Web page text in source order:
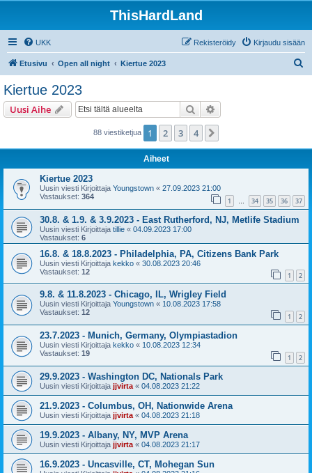
ThisHardLand
UKK Kirjaudu sisään
Rekisteröidy
Etusivu Open all night Kiertue 2023
Kiertue 2023
Uusi Aihe Etsi
88 viestiketjua 1 2 3 4
Aiheet
Kiertue 2023
Uusin viesti Kirjoittaja Youngstown « 27.09.2023 21:00
Vastaukset: 364 1 … 34 35 36 37
30.8. & 1.9. & 3.9.2023 - East Rutherford, NJ, Metlife Stadium
Uusin viesti Kirjoittaja tillie « 04.09.2023 17:00
Vastaukset: 6
16.8. & 18.8.2023 - Philadelphia, PA, Citizens Bank Park
Uusin viesti Kirjoittaja kekko « 30.08.2023 20:46
Vastaukset: 12 1 2
9.8. & 11.8.2023 - Chicago, IL, Wrigley Field
Uusin viesti Kirjoittaja Youngstown « 10.08.2023 17:58
Vastaukset: 12 1 2
23.7.2023 - Munich, Germany, Olympiastadion
Uusin viesti Kirjoittaja kekko « 10.08.2023 12:34
Vastaukset: 19 1 2
29.9.2023 - Washington DC, Nationals Park
Uusin viesti Kirjoittaja jjvirta « 04.08.2023 21:22
21.9.2023 - Columbus, OH, Nationwide Arena
Uusin viesti Kirjoittaja jjvirta « 04.08.2023 21:18
19.9.2023 - Albany, NY, MVP Arena
Uusin viesti Kirjoittaja jjvirta « 04.08.2023 21:17
16.9.2023 - Uncasville, CT, Mohegan Sun